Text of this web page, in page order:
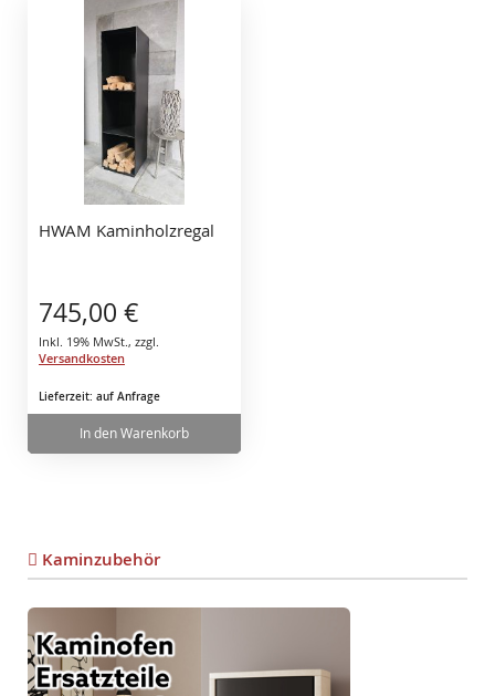
HWAM Kaminholzregal
745,00 €
Inkl. 19% MwSt. , zzgl.
Versandkosten
Lieferzeit: auf Anfrage
In den Warenkorb
Kaminzubehör